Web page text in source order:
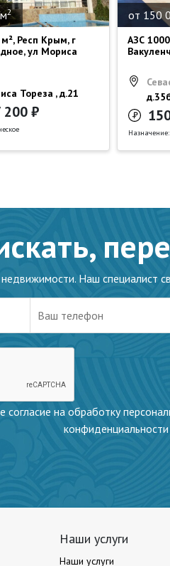
2
Респ Крым, г
ул Мориса
Тореза , д.21
200 ₽
от 150
АЗС
Наш специалист
на обработку
конфиденциальности
Наши услуги
Наши услуги